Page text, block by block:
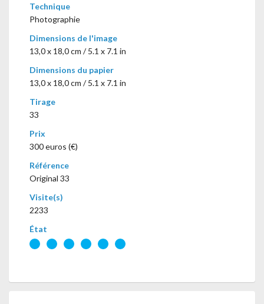
Technique
Photographie
Dimensions de l'image
13,0 x 18,0 cm / 5.1 x 7.1 in
Dimensions du papier
13,0 x 18,0 cm / 5.1 x 7.1 in
Tirage
33
Prix
300 euros (€)
Référence
Original 33
Visite(s)
2233
État